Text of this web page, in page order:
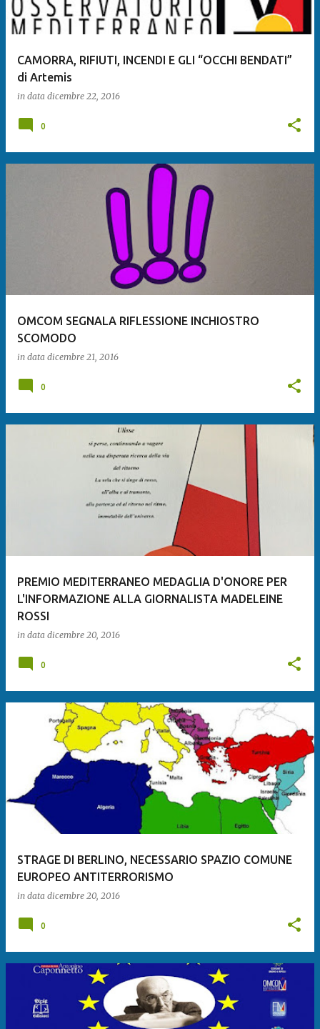
CAMORRA, RIFIUTI, INCENDI E GLI “OCCHI BENDATI”
di Artemis
in data dicembre 22, 2016
0
OMCOM SEGNALA RIFLESSIONE INCHIOSTRO
SCOMODO
in data dicembre 21, 2016
0
PREMIO MEDITERRANEO MEDAGLIA D'ONORE PER
L'INFORMAZIONE ALLA GIORNALISTA MADELEINE
ROSSI
in data dicembre 20, 2016
0
STRAGE DI BERLINO, NECESSARIO SPAZIO COMUNE
EUROPEO ANTITERRORISMO
in data dicembre 20, 2016
0